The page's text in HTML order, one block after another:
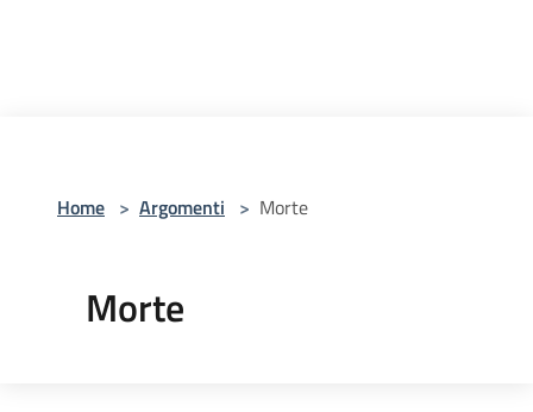
Home > Argomenti > Morte
Morte